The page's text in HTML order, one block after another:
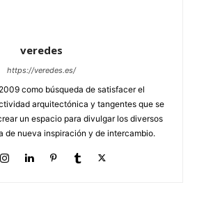
veredes
https://veredes.es/
como búsqueda de satisfacer el
arquitectónica y tangentes que se
un espacio para divulgar los diversos
de nueva inspiración y de intercambio.